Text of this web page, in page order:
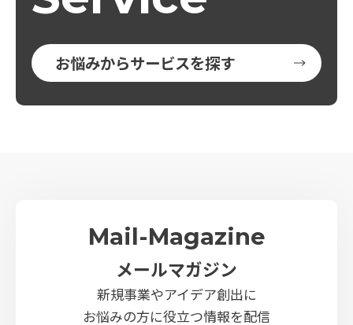
お悩みからサービスを探す
Mail-Magazine
メールマガジン
新規事業やアイデア創出に
お悩みの方に役立つ情報を配信